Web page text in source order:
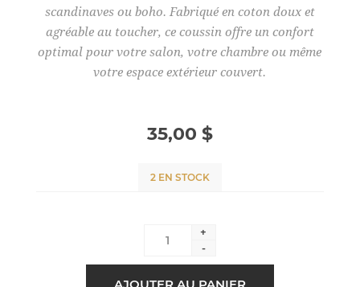
scandinaves ou boho. Fabriqué en coton doux et
agréable au toucher, ce coussin offre un confort
optimal pour votre salon, votre chambre ou même
votre espace extérieur couvert.
35,00 $
2 EN STOCK
+
-